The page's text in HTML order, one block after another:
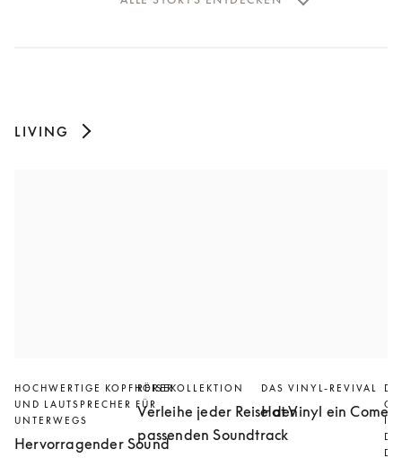
LIVING
HOCHWERTIGE KOPFHÖRER
UND LAUTSPRECHER FÜR
UNTERWEGS
Hervorragender Sound
REISEKOLLEKTION
Verleihe jeder Reise den
passenden Soundtrack
DAS VINYL-REVIVAL
Hat Vinyl ein
IN